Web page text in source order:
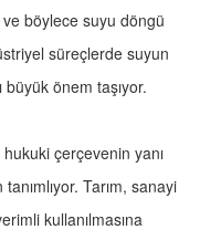
böylece suyu döngü
süreçlerde suyun
büyük önem taşıyor.
çerçevenin yanı
Tarım, sanayi
kullanılmasına